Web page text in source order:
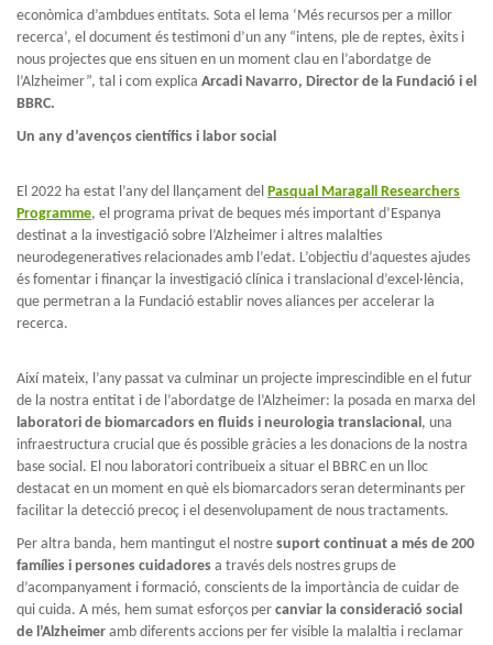
econòmica d’ambdues entitats. Sota el lema ‘Més recursos per a millor
recerca’, el document és testimoni d’un any “intens, ple de reptes, èxits i
nous projectes que ens situen en un moment clau en l’abordatge de
l’Alzheimer”, tal i com explica Arcadi Navarro, Director de la Fundació i el
BBRC.
Un any d’avenços científics i labor social
El 2022 ha estat l’any del llançament del Pasqual Maragall Researchers
Programme, el programa privat de beques més important d’Espanya
destinat a la investigació sobre l’Alzheimer i altres malalties
neurodegeneratives relacionades amb l’edat. L’objectiu d’aquestes ajudes
és fomentar i finançar la investigació clínica i translacional d’excel·lència,
que permetran a la Fundació establir noves aliances per accelerar la
recerca.
Així mateix, l’any passat va culminar un projecte imprescindible en el futur
de la nostra entitat i de l’abordatge de l’Alzheimer: la posada en marxa del
laboratori de biomarcadors en fluids i neurologia translacional, una
infraestructura crucial que és possible gràcies a les donacions de la nostra
base social. El nou laboratori contribueix a situar el BBRC en un lloc
destacat en un moment en què els biomarcadors seran determinants per
facilitar la detecció precoç i el desenvolupament de nous tractaments.
Per altra banda, hem mantingut el nostre suport continuat a més de 200
famílies i persones cuidadores a través dels nostres grups de
d’acompanyament i formació, conscients de la importància de cuidar de
qui cuida. A més, hem sumat esforços per canviar la consideració social
de l’Alzheimer amb diferents accions per fer visible la malaltia i reclamar